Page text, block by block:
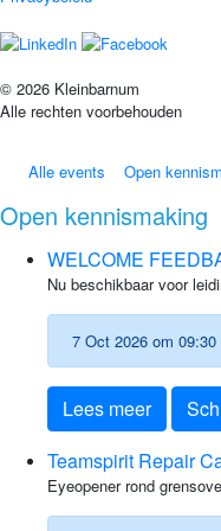
© 2026 Kleinbarnum
Alle rechten voorbehouden
Alle events Open
Open kennismaking
WELCOME
Nu beschikbaar voor
7 Oct 2026 om
Lees meer
Teamspirit Repair
Eyeopener rond